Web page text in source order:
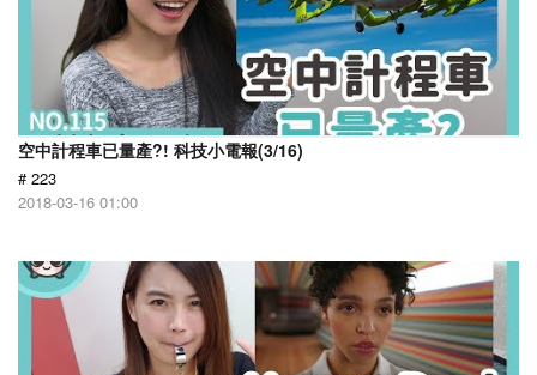
空中計程車已量產?! 科技小電報(3/16)
# 223
2018-03-16 01:00